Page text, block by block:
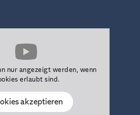
nur angezeigt werden, wenn
erlaubt sind.
akzeptieren